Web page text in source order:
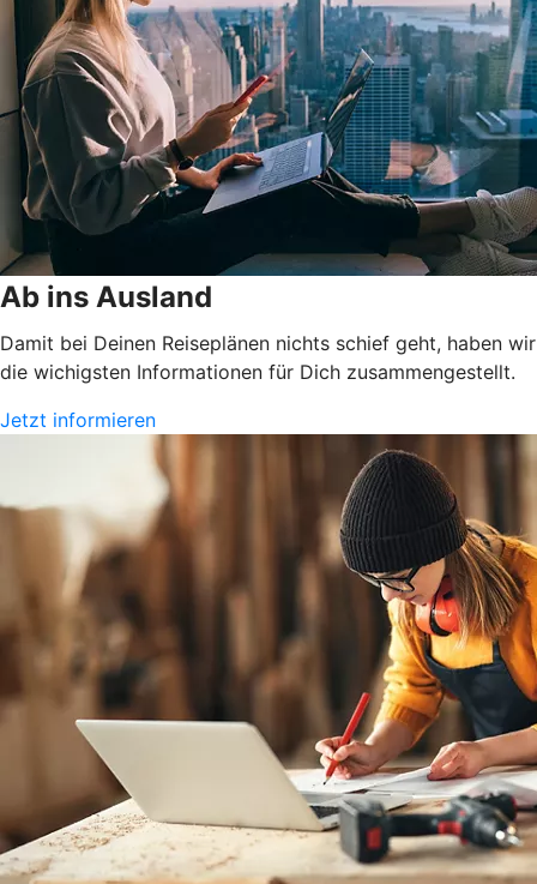
Ab ins Ausland
Damit bei Deinen Reiseplänen nichts schief geht, haben wir
die wichigsten Informationen für Dich zusammengestellt.
Jetzt informieren